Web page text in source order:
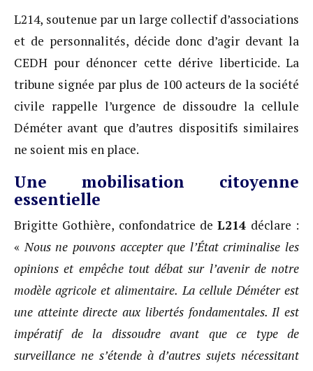
L214, soutenue par un large collectif d’associations
et de personnalités, décide donc d’agir devant la
CEDH pour dénoncer cette dérive liberticide. La
tribune signée par plus de 100 acteurs de la société
civile rappelle l’urgence de dissoudre la cellule
Déméter avant que d’autres dispositifs similaires
ne soient mis en place.
Une mobilisation citoyenne
essentielle
Brigitte Gothière, confondatrice deL214 déclare :
«Nous ne pouvons accepter que l’État criminalise les
opinions et empêche tout débat sur l’avenir de notre
modèle agricole et alimentaire. La cellule Déméter est
une atteinte directe aux libertés fondamentales. Il est
impératif de la dissoudre avant que ce type de
surveillance ne s’étende à d’autres sujets nécessitant